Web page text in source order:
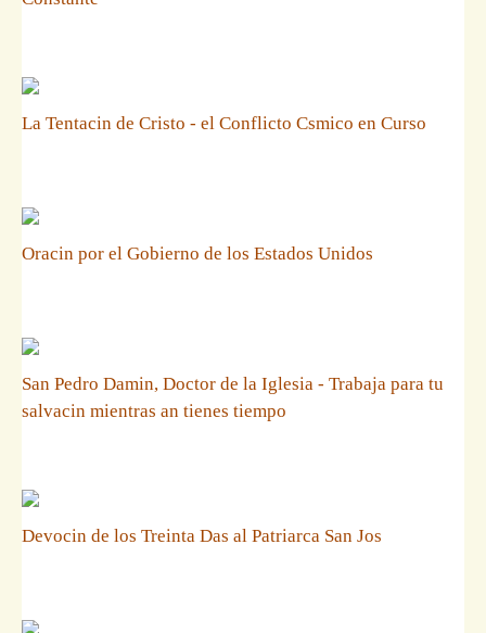
La Tentacin de Cristo - el Conflicto Csmico en Curso
Oracin por el Gobierno de los Estados Unidos
San Pedro Damin, Doctor de la Iglesia - Trabaja para tu
salvacin mientras an tienes tiempo
Devocin de los Treinta Das al Patriarca San Jos